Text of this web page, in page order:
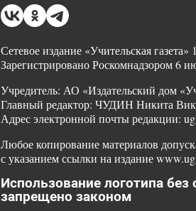
Сетевое издание «Учительская газета»
Зарегистрировано Роскомнадзором 6
Учредитель: АО «Издательский дом
Главный редактор: ЧУДИН Никита
Адрес электронной почты редакции:
Любое копирование материалов
с указанием ссылки на издание
Использование логотипа без
запрещено законом